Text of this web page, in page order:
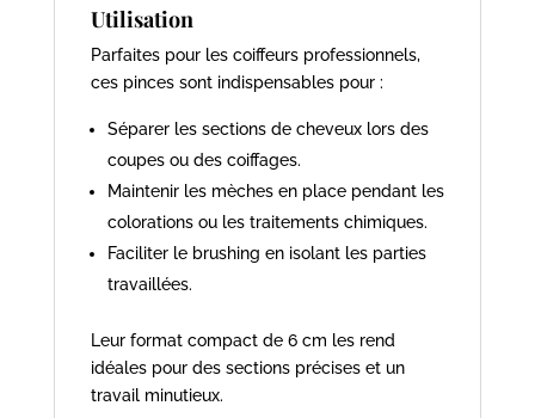
Utilisation
Parfaites pour les coiffeurs professionnels,
ces pinces sont indispensables pour :
Séparer les sections de cheveux lors des
coupes ou des coiffages.
Maintenir les mèches en place pendant les
colorations ou les traitements chimiques.
Faciliter le brushing en isolant les parties
travaillées.
Leur format compact de 6 cm les rend
idéales pour des sections précises et un
travail minutieux.